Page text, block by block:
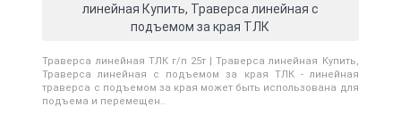
линейная Купить, Траверса линейная с
подъемом за края ТЛК
Траверса линейная ТЛК г/п 25т | Траверса линейная Купить,
Траверса линейная с подъемом за края ТЛК - линейная
траверса с подъемом за края может быть использована для
подъема и перемещен..